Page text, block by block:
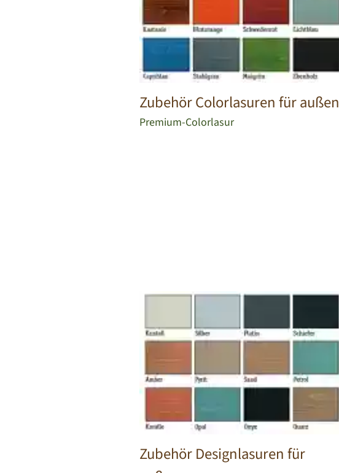
Zubehör Colorlasuren für außen
Premium-Colorlasur
Zubehör Designlasuren für